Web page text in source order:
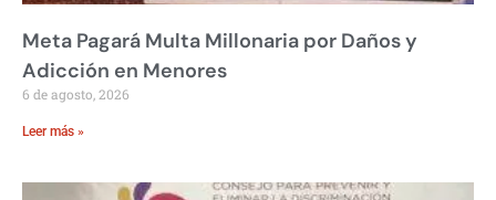
Meta Pagará Multa Millonaria por Daños y
Adicción en Menores
6 de agosto, 2026
Leer más »